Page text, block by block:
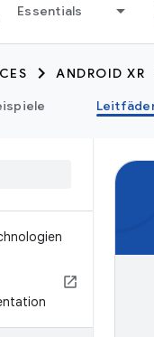
Essentials
ANDROID XR